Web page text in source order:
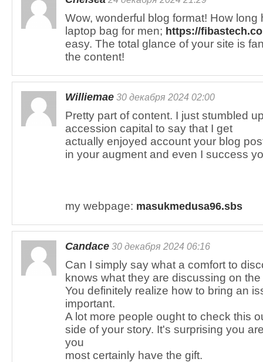
Wow, wonderful blog format! How
laptop bag for men; https://
easy. The total glance of your site is
the content!
Williemae 30 декабря 2024 02:00
Pretty part of content. I just stumbled
accession capital to say that I get
actually enjoyed account your blog
in your augment and even I success
my webpage: masukmedusa96.sbs
Candace 30 декабря 2024 06:16
Can I simply say what a comfort to
knows what they are discussing on the
You definitely realize how to bring an
important.
A lot more people ought to check this
side of your story. It's surprising you
you
most certainly have the gift.